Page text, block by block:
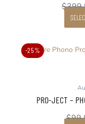
$
-25%
PRO-JECT –
$